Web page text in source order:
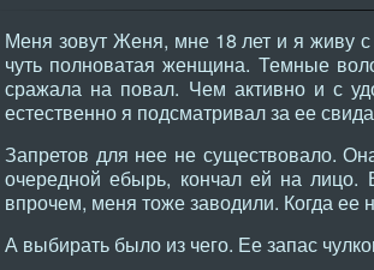
Меня зовут Женя, мне 18 лет и я живу
чуть полноватая женщина. Темные
сражала на повал. Чем активно и с
естественно я подсматривал за ее
Запретов для нее не существовало.
очередной ебырь, кончал ей на лицо.
впрочем, меня тоже заводили. Когда
А выбирать было из чего. Ее запас